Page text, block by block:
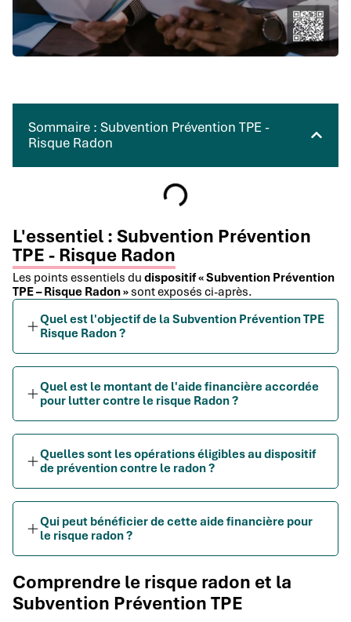
Sommaire : Subvention Prévention TPE -
Risque Radon
L'essentiel : Subvention Prévention
TPE - Risque Radon
Les points essentiels du dispositif « Subvention Prévention
TPE – Risque Radon » sont exposés ci-après.
Quel est l'objectif de la Subvention Prévention TPE
Risque Radon ?
Quel est le montant de l'aide financière accordée
pour lutter contre le risque Radon ?
Quelles sont les opérations éligibles au dispositif
de prévention contre le radon ?
Qui peut bénéficier de cette aide financière pour
le risque radon ?
Comprendre le risque radon et la
Subvention Prévention TPE